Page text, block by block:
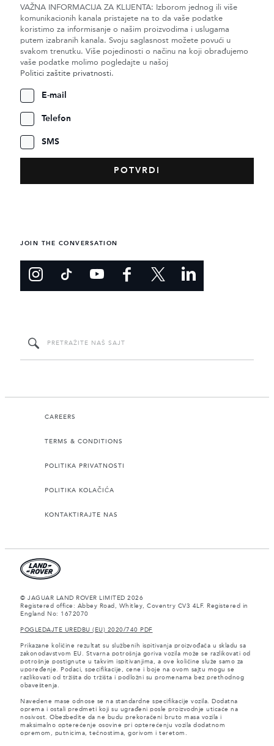
VAŽNA INFORMACIJA ZA KLIJENTA: Izborom jednog ili više
komunikacionih kanala pristajete na to da vaše podatke
koristimo za informisanje o našim proizvodima i uslugama
putem izabranih kanala. Svoju saglasnost možete povući u
svakom trenutku. Više pojedinosti o načinu na koji obrađujemo
vaše podatke molimo pogledajte u našoj
Politici zaštite privatnosti.
E-mail
Telefon
SMS
JOIN THE CONVERSATION
CAREERS
TERMS & CONDITIONS
POLITIKA PRIVATNOSTI
POLITIKA KOLAČIĆA
KONTAKTIRAJTE NAS
© JAGUAR LAND ROVER LIMITED 2026
Registered office: Abbey Road, Whitley, Coventry CV3 4LF. Registered in
England No: 1672070
POGLEDAJTE UREDBU (EU) 2020/740 PDF
Prikazane količine rezultat su službenih ispitivanja proizvođača u skladu sa
zakonodavstvom EU. Stvarna potrošnja goriva vozila može se razlikovati od
potrošnje postignute u takvim ispitivanjima, a ove količine služe samo za
upoređenje. Podaci, specifikacije, cene i boje na ovom sajtu mogu se
razlikovati od tržišta do tržišta i podložni su promenama bez prethodnog
obaveštenja.
Navedene mase odnose se na standardne specifikacije vozila. Dodatna
oprema i ostali predmeti koji su ugrađeni posle proizvodnje uticaće na
nosivost. Obezbedite da ne budu prekoračeni bruto masa vozila i
maksimalno opterećenje osovine pri opterećenju vozila dodatnom
opremom, putnicima, tečnostima, gorivom i teretom.